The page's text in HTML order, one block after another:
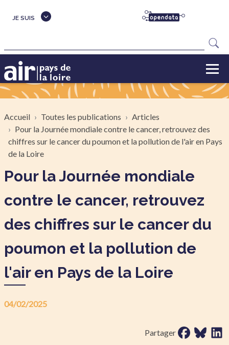
JE SUIS
Fil d'Ariane
Accueil Toutes les publications
Articles
Pour la Journée mondiale contre le cancer, retrouvez des
chiffres sur le cancer du poumon et la pollution de l'air en Pays
de la Loire
Pour la Journée mondiale
contre le cancer, retrouvez
des chiffres sur le cancer du
poumon et la pollution de
l'air en Pays de la Loire
04/02/2025
Partager Partager sur
Partager